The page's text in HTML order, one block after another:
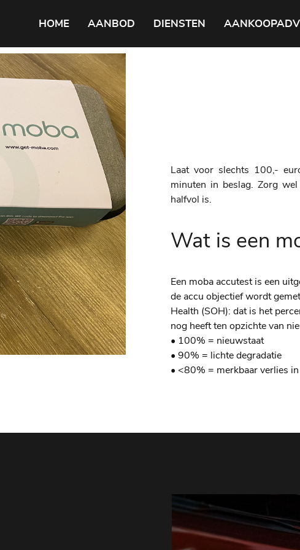
HOME AANBOD DIENSTEN
Laat voor slechts 100,-
minuten in beslag. Zorg
halfvol is.
Wat is een
Een moba accutest is een
de accu objectief wordt
Health (SOH): dat is het
nog heeft ten opzichte van
• 100% = nieuwstaat
• 90% = lichte degradatie
• <80% = merkbaar verlies